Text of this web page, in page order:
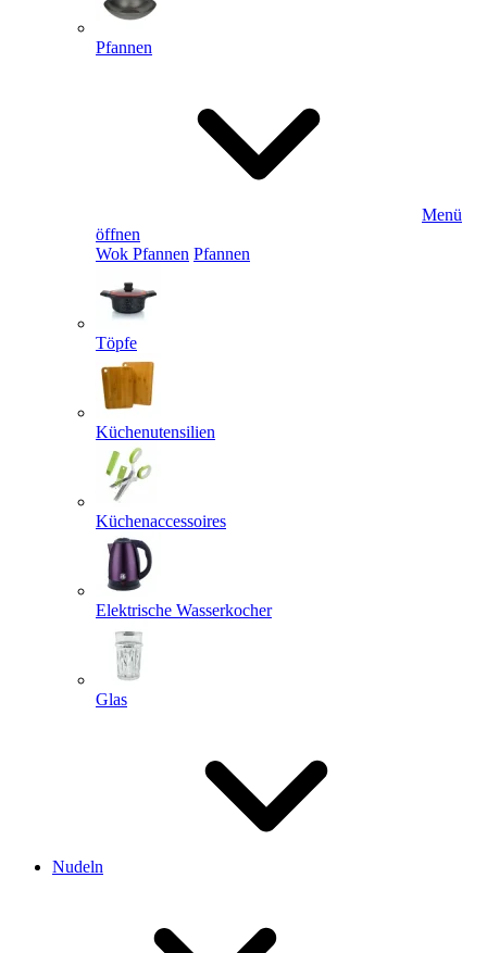
Pfannen
Menü
öffnen
Wok Pfannen Pfannen
Töpfe
Küchenutensilien
Küchenaccessoires
Elektrische Wasserkocher
Glas
Nudeln